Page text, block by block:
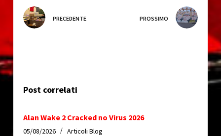
PRECEDENTE PROSSIMO
Post correlati
Alan Wake 2 Cracked no Virus 2026
05/08/2026 Articoli Blog